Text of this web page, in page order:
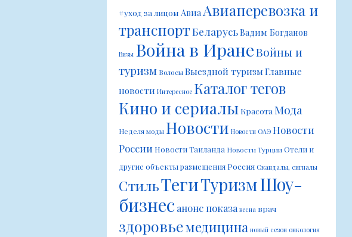
#уход за лицом Авиа Авиаперевозка и
транспортБеларусьВадим Богданов
Визы Война в ИранеВойны и
туризм ВолосыВыездной туризмГлавные
новости Интересное Каталог тегов
Кино и сериалыКрасота Мода
Неделя моды Новости Новости ОАЭ Новости
России Новости Таиланда Новости ТурцииОтели и
другие объекты размещенияРоссия Скандалы, сигналы
СтильТегиТуризмШоу-
бизнес анонс показа весна врач
здоровьемедицина новый сезон онкология